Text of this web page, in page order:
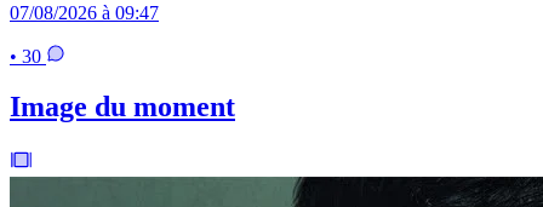
07/08/2026 à 09:47
• 30
Image du moment